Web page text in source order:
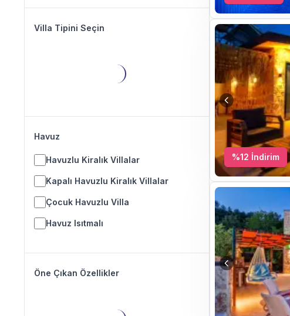
Villa Tipini Seçin
Havuz
Havuzlu Kiralık Villalar
Kapalı Havuzlu Kiralık Villalar
Çocuk Havuzlu Villa
Havuz Isıtmalı
Öne Çıkan Özellikler
%12 İndirim